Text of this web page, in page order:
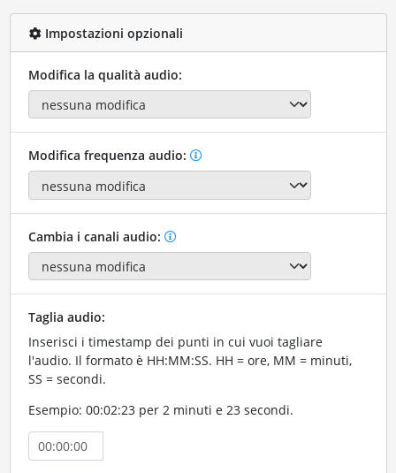
Impostazioni opzionali
Modifica la qualità audio:
Modifica frequenza audio:
Cambia i canali audio:
Taglia audio:
Inserisci i timestamp dei punti in cui vuoi tagliare
l'audio. Il formato è HH:MM:SS. HH = ore, MM = minuti,
SS = secondi.
Esempio: 00:02:23 per 2 minuti e 23 secondi.